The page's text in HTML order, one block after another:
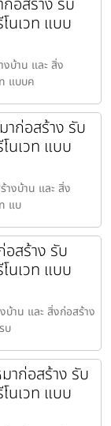
อสร้าง รับ
นเวท แบบ
บ้าน และ สิ่ง
แบบค
าก่อสร้าง รับ
นเวท แบบ
างบ้าน และ สิ่ง
แบ
สร้าง รับ
นเวท แบบ
บ้าน และ สิ่งก่อสร้าง
บ
าก่อสร้าง รับ
นเวท แบบ